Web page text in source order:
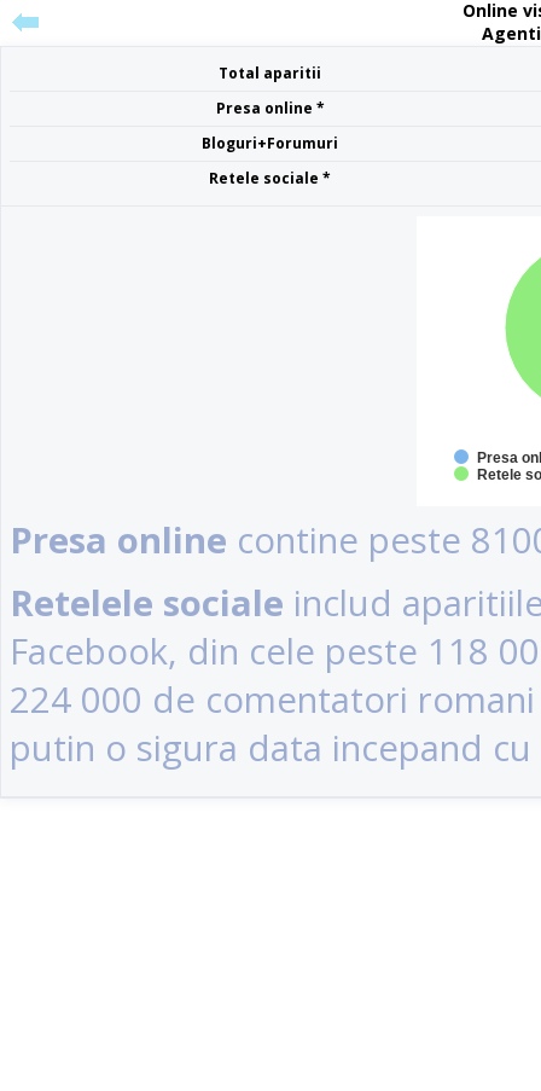
Online
Total aparitii
Presa online *
Bloguri+Forumuri
Retele sociale *
Presa
Retele
Presa online contine peste
Retelele sociale includ
Facebook, din cele peste 118
224 000 de comentatori
putin o sigura data incepand